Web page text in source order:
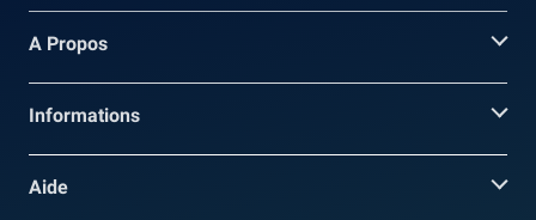
A Propos
Informations
Aide